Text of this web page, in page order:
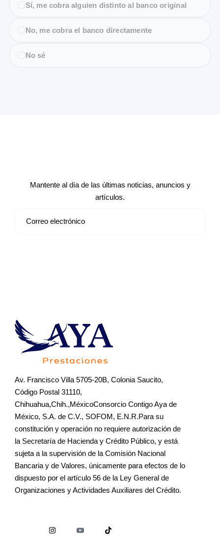
Sí, me cobra alguien distinto al banco original
No, me cobra el banco directamente
No sé
Mantente al día de las últimas noticias, anuncios y
artículos.
Av. Francisco Villa 5705-20B, Colonia Saucito,
Código Postal 31110,
Chihuahua,Chih.,MéxicoConsorcio Contigo Aya de
México, S.A. de C.V., SOFOM, E.N.R.Para su
constitución y operación no requiere autorización de
la Secretaría de Hacienda y Crédito Público, y está
sujeta a la supervisión de la Comisión Nacional
Bancaria y de Valores, únicamente para efectos de lo
dispuesto por el artículo 56 de la Ley General de
Organizaciones y Actividades Auxiliares del Crédito.